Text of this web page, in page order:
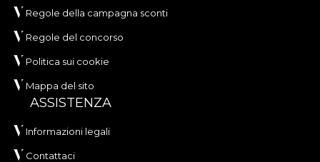
Regole della campagna sconti
Regole del concorso
Politica sui cookie
Mappa del sito
ASSISTENZA
Informazioni legali
Contattaci